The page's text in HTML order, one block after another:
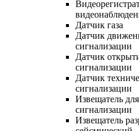
Датчик газа
Датчик
сигнализации
Датчик
сигнализации
Датчик
сигнализации
Извещатель
сигнализации
Извещатель